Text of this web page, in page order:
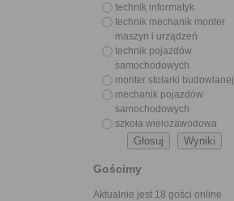
technik informatyk
technik mechanik monter
maszyn i urządzeń
technik pojazdów
samochodowych
monter stolarki budowlanej
mechanik pojazdów
samochodowych
szkoła wielozawodowa
Gościmy
Aktualnie jest 18 gości online